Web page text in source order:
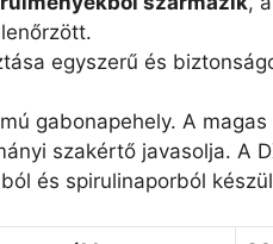
egyszerű és
gabonapehely. A
szakértő javasolja. A
és spirulinaporból